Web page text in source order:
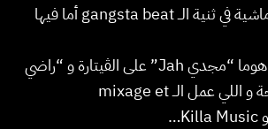
الموزيكا rythmée ماشية في ثنية الــ gangsta beat أما فيها
اللي خدموا الموزيكا هوما “مجدي Jah” على الڤيتارة و “راضي
شوالي” على الكمنجة و اللي عمل الــ mixage et